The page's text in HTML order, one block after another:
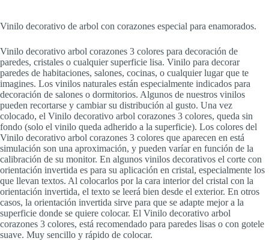
Vinilo decorativo de arbol con corazones especial para enamorados.
Vinilo decorativo arbol corazones 3 colores para decoración de
paredes, cristales o cualquier superficie lisa. Vinilo para decorar
paredes de habitaciones, salones, cocinas, o cualquier lugar que te
imagines. Los vinilos naturales están especialmente indicados para
decoración de salones o dormitorios. Algunos de nuestros vinilos
pueden recortarse y cambiar su distribución al gusto. Una vez
colocado, el Vinilo decorativo arbol corazones 3 colores, queda sin
fondo (solo el vinilo queda adherido a la superficie). Los colores del
Vinilo decorativo arbol corazones 3 colores que aparecen en está
simulación son una aproximación, y pueden varíar en función de la
calibración de su monitor. En algunos vinilos decorativos el corte con
orientación invertida es para su aplicación en cristal, especialmente los
que llevan textos. Al colocarlos por la cara interior del cristal con la
orientación invertida, el texto se leerá bien desde el exterior. En otros
casos, la orientación invertida sirve para que se adapte mejor a la
superficie donde se quiere colocar. El Vinilo decorativo arbol
corazones 3 colores, está recomendado para paredes lisas o con gotele
suave. Muy sencillo y rápido de colocar.